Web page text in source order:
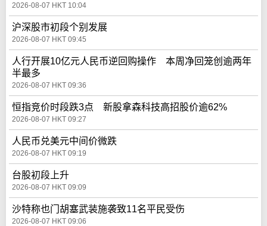
2026-08-07 HKT 10:04
沪深股市初段个别发展
2026-08-07 HKT 09:45
人行开展10亿元人民币逆回购操作 本周净回笼创逾两年
半最多
2026-08-07 HKT 09:36
恒指竞价时段跌3点 新股拿森科技高招股价逾62%
2026-08-07 HKT 09:27
人民币兑美元中间价微跌
2026-08-07 HKT 09:19
台股初段上升
2026-08-07 HKT 09:09
沙特称也门胡塞武装施袭致11名平民受伤
2026-08-07 HKT 09:06